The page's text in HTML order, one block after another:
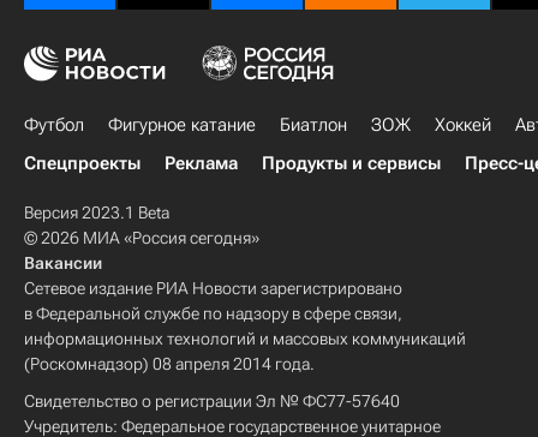
Футбол Фигурное катание Биатлон ЗОЖ Хоккей
Спецпроекты
Реклама Продукты и сервисы Пресс-
Версия 2023.1 Beta
© 2026 МИА «Россия сегодня»
Вакансии
Сетевое издание РИА Новости зарегистрировано
в Федеральной службе по надзору в сфере связи,
информационных технологий и массовых коммуникаций
(Роскомнадзор) 08 апреля 2014 года.
Свидетельство о регистрации Эл № ФС77-57640
Учредитель: Федеральное государственное унитарное